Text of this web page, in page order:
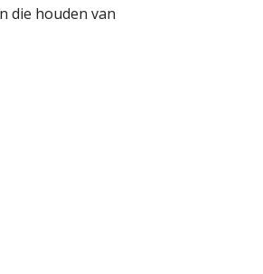
die houden van